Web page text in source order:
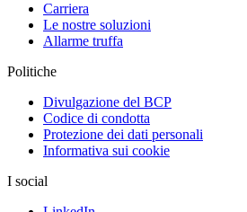
Carriera
Le nostre soluzioni
Allarme truffa
Politiche
Divulgazione del BCP
Codice di condotta
Protezione dei dati personali
Informativa sui cookie
I social